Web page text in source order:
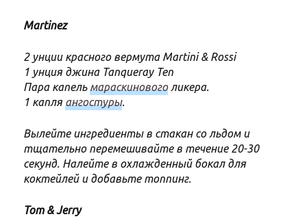
Martinez
2 унции красного вермута Martini & Rossi
1 унция джина Tanqueray Ten
Пара капельмараскиновоголикера.
1 капляангостуры.
Вылейте ингредиенты в стакан со льдом и
тщательно перемешивайте в течение 20-30
секунд. Налейте в охлажденный бокал для
коктейлей и добавьте топпинг.
Tom & Jerry